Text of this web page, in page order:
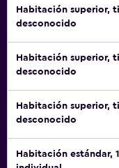
Habitación superior,
desconocido
Habitación superior,
desconocido
Habitación superior,
desconocido
Habitación estándar,